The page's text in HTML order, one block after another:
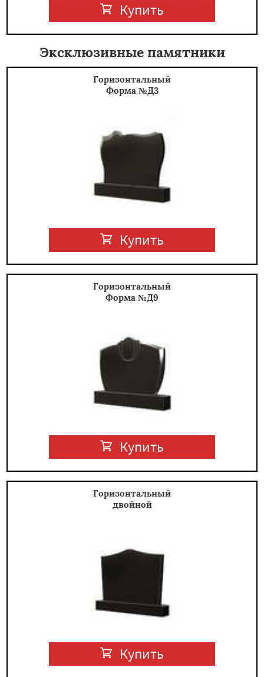
Купить
Эксклюзивные памятники
Горизонтальный
Форма №Д3
Купить
Горизонтальный
Форма №Д9
Купить
Горизонтальный
двойной
Купить